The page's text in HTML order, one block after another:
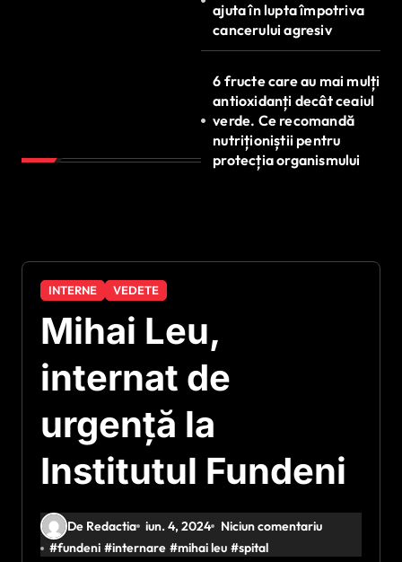
ajuta în lupta împotriva
cancerului agresiv
6 fructe care au mai mulți
antioxidanți decât ceaiul
verde. Ce recomandă
nutriționiștii pentru
protecția organismului
INTERNE VEDETE
Mihai Leu,
internat de
urgență la
Institutul Fundeni
De Redactia iun. 4, 2024
Niciun comentariu
#fundeni #internare #mihai leu #spital